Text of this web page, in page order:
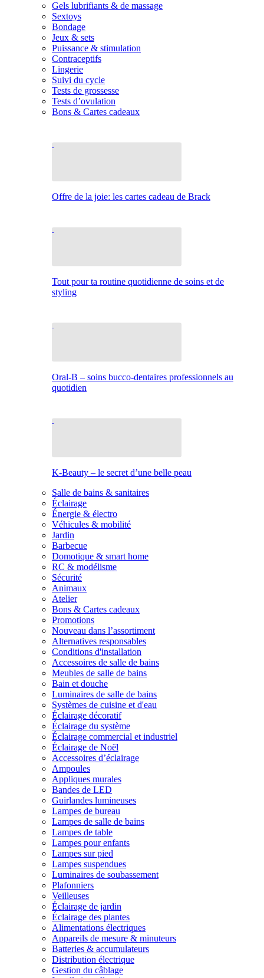
Gels lubrifiants & de massage
Sextoys
Bondage
Jeux & sets
Puissance & stimulation
Contraceptifs
Lingerie
Suivi du cycle
Tests de grossesse
Tests d’ovulation
Bons & Cartes cadeaux
Offre de la joie: les cartes cadeau de Brack
Tout pour ta routine quotidienne de soins et de
styling
Oral-B – soins bucco-dentaires professionnels au
quotidien
K-Beauty – le secret d’une belle peau
Salle de bains & sanitaires
Éclairage
Énergie & électro
Véhicules & mobilité
Jardin
Barbecue
Domotique & smart home
RC & modélisme
Sécurité
Animaux
Atelier
Bons & Cartes cadeaux
Promotions
Nouveau dans l’assortiment
Alternatives responsables
Conditions d'installation
Accessoires de salle de bains
Meubles de salle de bains
Bain et douche
Luminaires de salle de bains
Systèmes de cuisine et d'eau
Éclairage décoratif
Éclairage du système
Éclairage commercial et industriel
Éclairage de Noël
Accessoires d’éclairage
Ampoules
Appliques murales
Bandes de LED
Guirlandes lumineuses
Lampes de bureau
Lampes de salle de bains
Lampes de table
Lampes pour enfants
Lampes sur pied
Lampes suspendues
Luminaires de soubassement
Plafonniers
Veilleuses
Éclairage de jardin
Éclairage des plantes
Alimentations électriques
Appareils de mesure & minuteurs
Batteries & accumulateurs
Distribution électrique
Gestion du câblage